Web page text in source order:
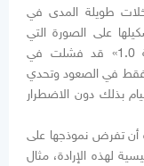
طويلة المدى في
على الصورة التي
تناسبهم، وهو الأمر الذي يبدو بأنّ «العولمة 1.0» قد فشلت في
فقط في الصعود وتحدي
بذلك دون الاضطرار
أن تفرض نموذجها على
لهذه الإرادة، مثال